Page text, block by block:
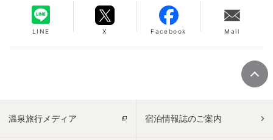
LINE X Facebook Mail
温泉旅行メディア 宿泊情報誌のご案内